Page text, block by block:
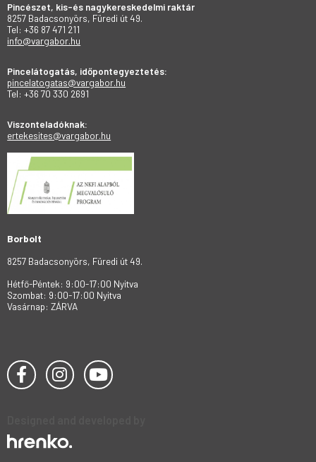
Pincészet, kis-és nagykereskedelmi raktár
8257 Badacsonyörs, Füredi út 49.
Tel: +36 87 471 211
info@vargabor.hu
Pincelátogatás, időpontegyeztetés:
pincelatogatas@vargabor.hu
Tel: +36 70 330 2691
Viszonteladóknak:
ertekesites@vargabor.hu
Borbolt
8257 Badacsonyörs, Füredi út 49.
Hétfő-Péntek: 9:00-17:00 Nyitva
Szombat: 9:00-17:00 Nyitva
Vasárnap: ZÁRVA